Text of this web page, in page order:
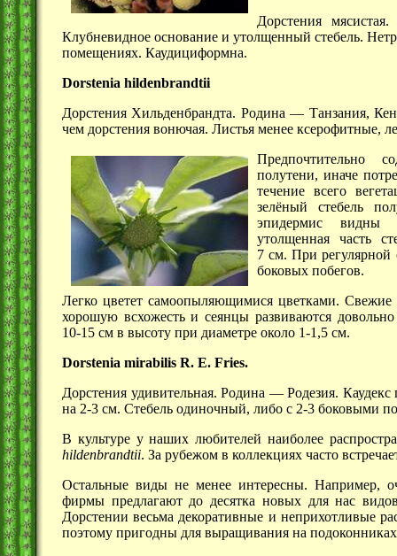
Дорстения
Клубневидное основание и утолщенный стебель.
помещениях. Каудициформна.
Dorstenia hildenbrandtii
Дорстения Хильденбрандта. Родина — Танзания,
чем дорстения вонючая. Листья менее ксерофитные,
Предпочтительно
полутени, иначе
течение всего
зелёный стебель
эпидермис видны
утолщенная часть
7 см. При регулярной
боковых побегов.
Легко цветет самоопыляющимися цветками.
хорошую всхожесть и сеянцы развиваются
10-15 см в высоту при диаметре около 1-1,5 см.
Dorstenia mirabilis R. E. Fries.
Дорстения удивительная. Родина — Родезия.
на 2-3 см. Стебель одиночный, либо с 2-3 боковыми
В культуре у наших любителей наиболее
hildenbrandtii. За рубежом в коллекциях часто
Остальные виды не менее интересны. Например,
фирмы предлагают до десятка новых для нас
Дорстении весьма декоративные и неприхотливые
поэтому пригодны для выращивания на